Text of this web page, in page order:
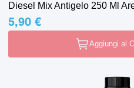
Diesel Mix Antigelo 250 Ml
5,90 €
Aggiungi al